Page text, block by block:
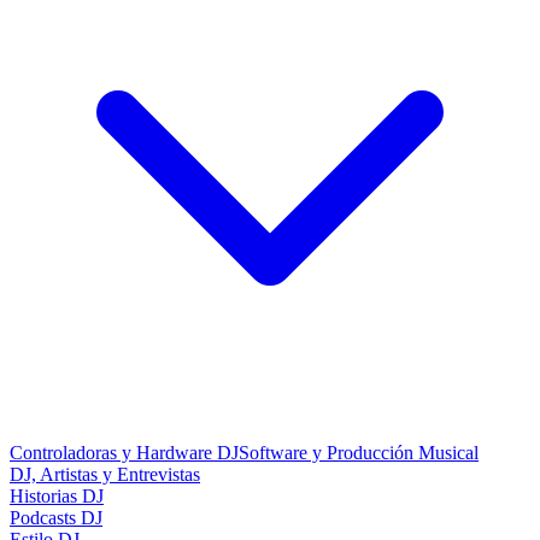
Controladoras y Hardware DJSoftware y Producción Musical
DJ, Artistas y Entrevistas
Historias DJ
Podcasts DJ